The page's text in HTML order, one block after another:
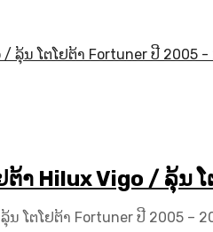
Hilux Vigo / ລຸ້ນ
ໂຕໂຢຕ້າ Fortuner ປີ 2005 –